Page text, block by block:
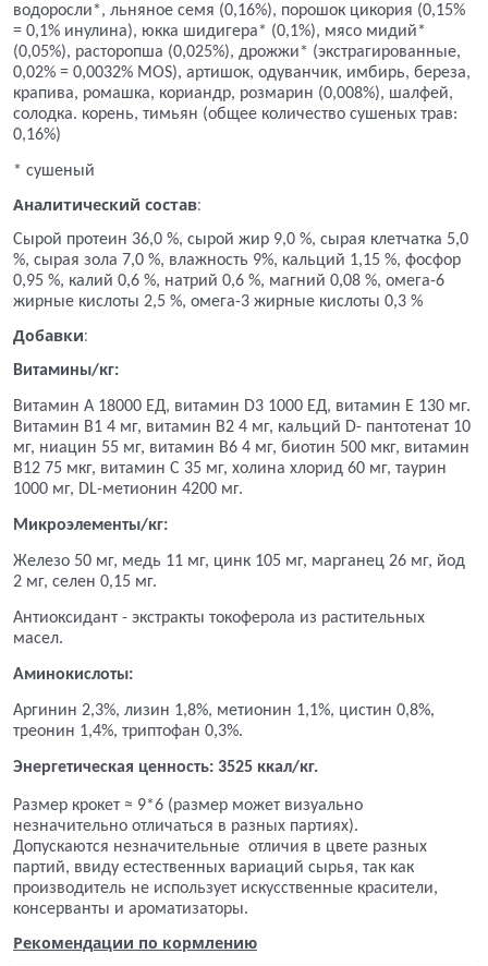
водоросли*, льняное семя (0,16%), порошок цикория (0,15%
= 0,1% инулина), юкка шидигера* (0,1%), мясо мидий*
(0,05%), расторопша (0,025%), дрожжи* (экстрагированные,
0,02% = 0,0032% MOS), артишок, одуванчик, имбирь, береза,
крапива, ромашка, кориандр, розмарин (0,008%), шалфей,
солодка. корень, тимьян (общее количество сушеных трав:
0,16%)
* сушеный
Аналитический состав:
Сырой протеин 36,0 %, сырой жир 9,0 %, сырая клетчатка 5,0
%, сырая зола 7,0 %, влажность 9%, кальций 1,15 %, фосфор
0,95 %, калий 0,6 %, натрий 0,6 %, магний 0,08 %, омега-6
жирные кислоты 2,5 %, омега-3 жирные кислоты 0,3 %
Добавки:
Витамины/кг:
Витамин A 18000 ЕД, витамин D3 1000 ЕД, витамин Е 130 мг.
Витамин B1 4 мг, витамин В2 4 мг, кальций D- пантотенат 10
мг, ниацин 55 мг, витамин В6 4 мг, биотин 500 мкг, витамин
В12 75 мкг, витамин С 35 мг, холина хлорид 60 мг, таурин
1000 мг, DL-метионин 4200 мг.
Микроэлементы/кг:
Железо 50 мг, медь 11 мг, цинк 105 мг, марганец 26 мг, йод
2 мг, селен 0,15 мг.
Антиоксидант - экстракты токоферола из растительных
масел.
Аминокислоты:
Аргинин 2,3%, лизин 1,8%, метионин 1,1%, цистин 0,8%,
треонин 1,4%, триптофан 0,3%.
Энергетическая ценность: 3525 ккал/кг.
Размер крокет ≈ 9*6 (размер может визуально
незначительно отличаться в разных партиях).
Допускаются незначительные отличия в цвете разных
партий, ввиду естественных вариаций сырья, так как
производитель не использует искусственные красители,
консерванты и ароматизаторы.
Рекомендации по кормлению